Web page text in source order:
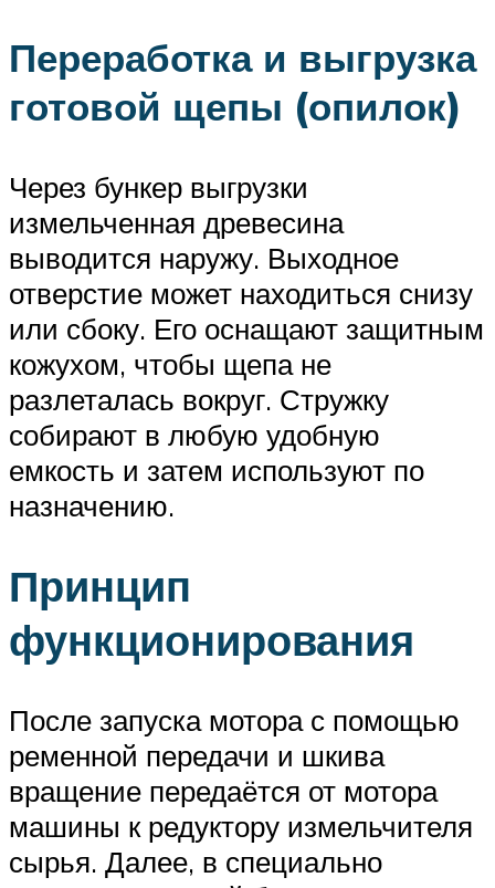
Переработка и выгрузка
готовой щепы (опилок)
Через бункер выгрузки
измельченная древесина
выводится наружу. Выходное
отверстие может находиться снизу
или сбоку. Его оснащают защитным
кожухом, чтобы щепа не
разлеталась вокруг. Стружку
собирают в любую удобную
емкость и затем используют по
назначению.
Принцип
функционирования
После запуска мотора с помощью
ременной передачи и шкива
вращение передаётся от мотора
машины к редуктору измельчителя
сырья. Далее, в специально